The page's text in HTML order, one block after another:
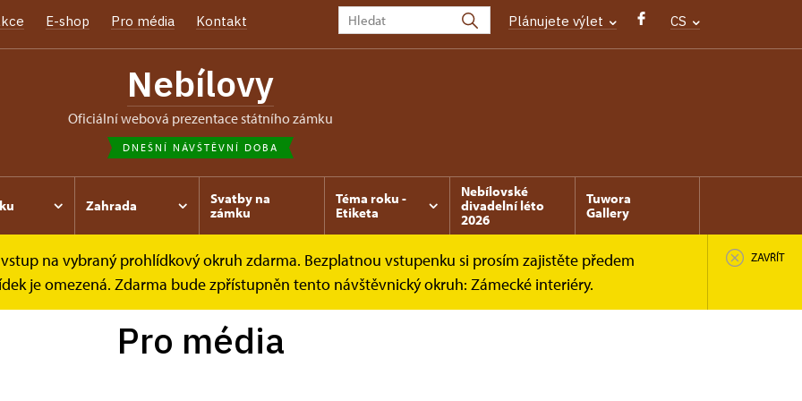
E-shop Pro média Kontakt Plánujete výlet CS
Nebílovy
oficiální webová prezentace státního zámku
DNEŠNÍ NÁVŠTĚVNÍ DOBA
Zahrada
Svatby na
zámku
Téma roku -
Etiketa
Nebílovské
divadelní léto
2026
Tuwora
Gallery
na vybraný prohlídkový okruh zdarma. Bezplatnou vstupenku si prosím zajistěte předem
je omezená. Zdarma bude zpřístupněn tento návštěvnický okruh: Zámecké interiéry.
ZAVŘÍT
Pro média